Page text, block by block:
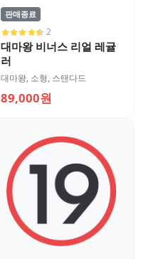
판매종료
2
대마왕 비너스 리얼 레귤
러
대마왕, 소형, 스탠다드
89,000원